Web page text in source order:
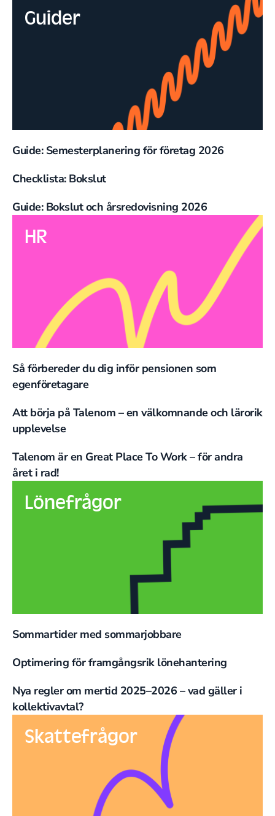
Guider
Guide: Semesterplanering för företag 2026
Checklista: Bokslut
Guide: Bokslut och årsredovisning 2026
HR
Så förbereder du dig inför pensionen som
egenföretagare
Att börja på Talenom – en välkomnande och lärorik
upplevelse
Talenom är en Great Place To Work – för andra
året i rad!
Lönefrågor
Sommartider med sommarjobbare
Optimering för framgångsrik lönehantering
Nya regler om mertid 2025–2026 – vad gäller i
kollektivavtal?
Skattefrågor